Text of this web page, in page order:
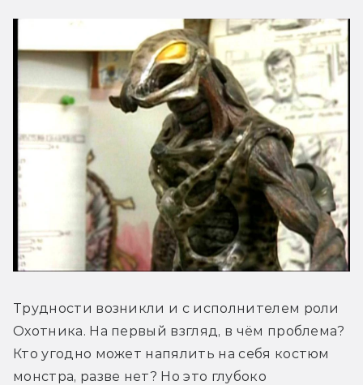
Трудности возникли и с исполнителем роли
Охотника. На первый взгляд, в чём проблема?
Кто угодно может напялить на себя костюм
монстра, разве нет? Но это глубоко